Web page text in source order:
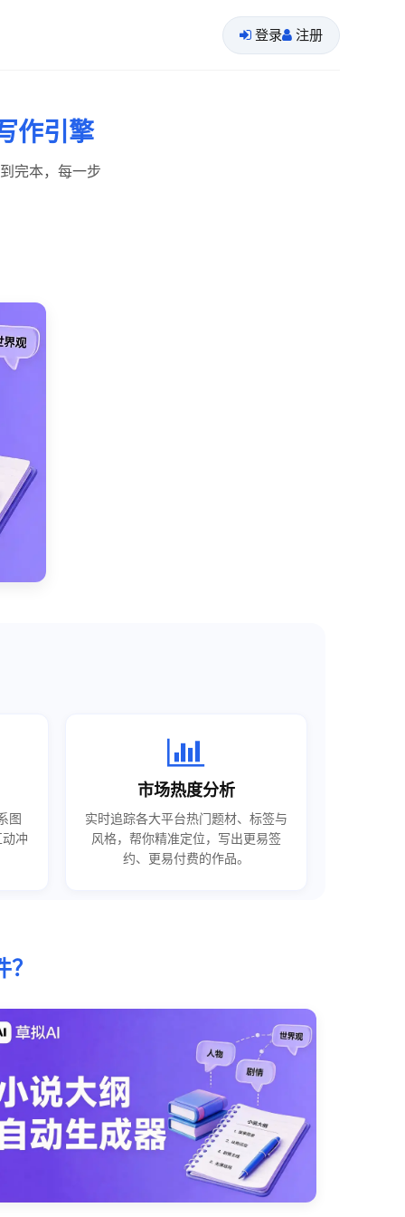
登录 注册
作引擎
完本，每一步
图
冲
市场热度分析
实时追踪各大平台热门题材、标签与
风格，帮你精准定位，写出更易签
约、更易付费的作品。